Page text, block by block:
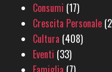
Consumi (17)
Crescita Personale
Cultura (408)
Eventi (33)